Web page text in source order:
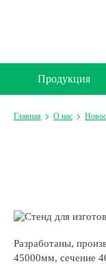
Продукция
Главная О нас
Разработаны,
45000мм, сечение